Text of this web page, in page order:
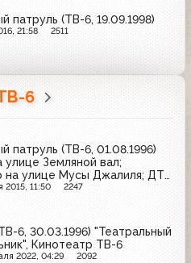
патруль (ТВ-6, 19.09.1998)
21:58 2511
6
патруль (ТВ-6, 01.08.1996)
улице Земляной вал;
на улице Мусы Джалиля; ДТП
Хамовнический вал
2015, 11:50 2247
6, 30.03.1996) "Театральный
Кинотеатр ТВ-6
2022, 04:29 2092